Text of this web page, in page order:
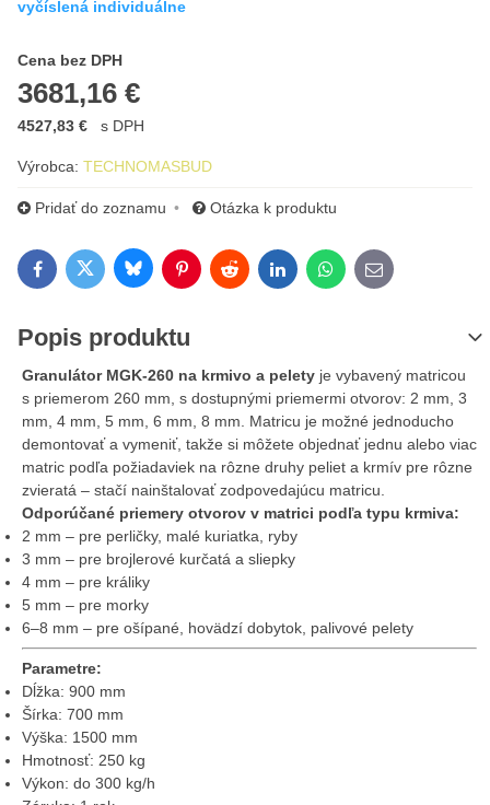
vyčíslená individuálne
Cena bez DPH
3681,16 €
Cena s DPH
4527,83 € s DPH
Výrobca: TECHNOMASBUD
Pridať do zoznamu Otázka k produktu
FacebookTwitterBlueskyPinterestRedditLinkedInWhatsApp
E-mail
Popis produktu
Granulátor MGK-260 na krmivo a pelety je vybavený matricou
s priemerom 260 mm, s dostupnými priemermi otvorov: 2 mm, 3
mm, 4 mm, 5 mm, 6 mm, 8 mm. Matricu je možné jednoducho
demontovať a vymeniť, takže si môžete objednať jednu alebo viac
matric podľa požiadaviek na rôzne druhy peliet a krmív pre rôzne
zvieratá – stačí nainštalovať zodpovedajúcu matricu.
Odporúčané priemery otvorov v matrici podľa typu krmiva:
2 mm – pre perličky, malé kuriatka, ryby
3 mm – pre brojlerové kurčatá a sliepky
4 mm – pre králiky
5 mm – pre morky
6–8 mm – pre ošípané, hovädzí dobytok, palivové pelety
Parametre:
Dĺžka: 900 mm
Šírka: 700 mm
Výška: 1500 mm
Hmotnosť: 250 kg
Výkon: do 300 kg/h